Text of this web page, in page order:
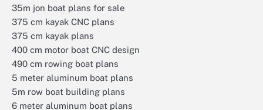
35m jon boat plans for sale
375 cm kayak CNC plans
375 cm kayak plans
400 cm motor boat CNC design
490 cm rowing boat plans
5 meter aluminum boat plans
5m row boat building plans
6 meter aluminum boat plans